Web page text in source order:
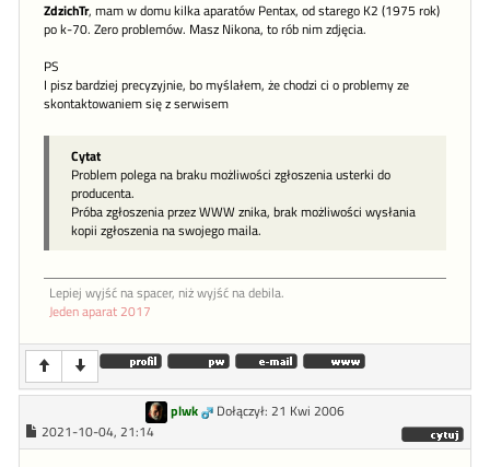
ZdzichTr, mam w domu kilka aparatów Pentax, od starego K2 (1975 rok)
po k-70. Zero problemów. Masz Nikona, to rób nim zdjęcia.
PS
I pisz bardziej precyzyjnie, bo myślałem, że chodzi ci o problemy ze
skontaktowaniem się z serwisem
Cytat
Problem polega na braku możliwości zgłoszenia usterki do
producenta.
Próba zgłoszenia przez WWW znika, brak możliwości wysłania
kopii zgłoszenia na swojego maila.
Lepiej wyjść na spacer, niż wyjść na debila.
Jeden aparat 2017
plwk
Dołączył: 21 Kwi 2006
2021-10-04, 21:14